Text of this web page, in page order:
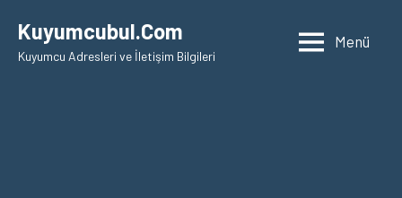
geçKuyumcubul.Com
Kuyumcu Adresleri ve İletişim Bilgileri
Menü